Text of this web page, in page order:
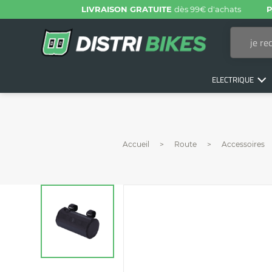
LIVRAISON GRATUITEdès 99€ d'achats
ELECTRIQUE
Accueil Route Accessoires